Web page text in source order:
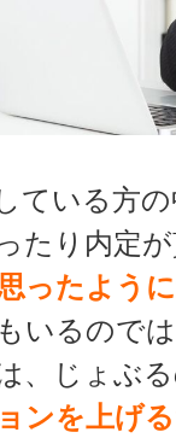
ている方
たり内定
ったよう
いるので
、じょぶ
ンを上げ